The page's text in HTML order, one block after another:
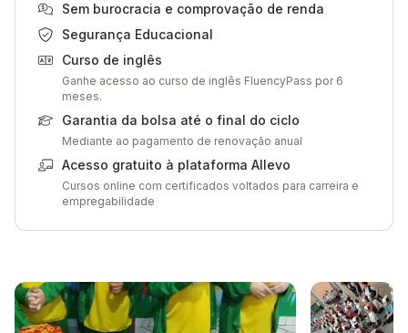
Sem burocracia e comprovação de renda
Segurança Educacional
Curso de inglês
Ganhe acesso ao curso de inglês FluencyPass por 6
meses.
Garantia da bolsa até o final do ciclo
Mediante ao pagamento de renovação anual
Acesso gratuito à plataforma Allevo
Cursos online com certificados voltados para carreira e
empregabilidade
Galeria de imagem